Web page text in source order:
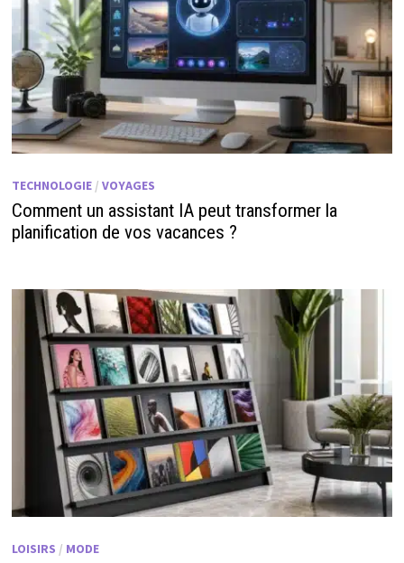
TECHNOLOGIE/ VOYAGES
Comment un assistant IA peut transformer la
planification de vos vacances ?
LOISIRS / MODE